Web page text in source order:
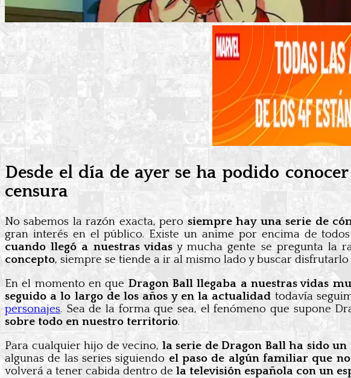
Desde el día de ayer se ha podido
censura
No sabemos la razón exacta, perosiempre hay una serie de
gran interés en el público. Existe un anime por encima de
cuando llegó a nuestras vidasy mucha gente se pregunta la
concepto, siempre se tiende a ir al mismo lado y buscar disfrutarlo
En el momento en que Dragon Ball llegaba a nuestras vidas
seguido a lo largo de los años y en la actualidad todavía
personajes. Sea de la forma que sea, el fenómeno que supone
sobre todo en nuestro territorio.
Para cualquier hijo de vecino, la serie de Dragon Ball ha sido
algunas de las series siguiendo el paso de algún familiar que
volverá a tener cabida dentro de la televisión española con un